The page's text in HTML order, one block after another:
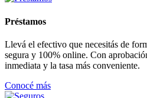
Préstamos
Llevá el efectivo que necesitás de
segura y 100% online. Con
inmediata y la tasa más conveniente.
Conocé más